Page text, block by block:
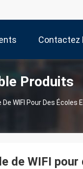
Contactez
Produits
WIFI Pour Des Écoles
de WIFI